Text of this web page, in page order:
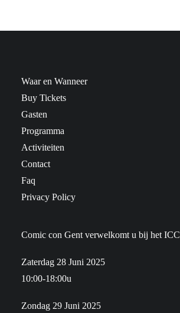
Waar en Wanneer
Buy Tickets
Gasten
Programma
Activiteiten
Contact
Faq
Privacy Policy
Comic con Gent verwelkomt u bij het ICC
Zaterdag 28 Juni 2025
10:00-18:00u
Zondag 29 Juni 2025